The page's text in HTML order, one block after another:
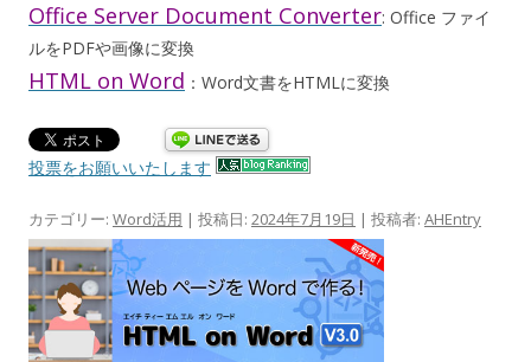
Office Server Document Converter: Office ファイ
ルをPDFや画像に変換
HTML on Word ：Word文書をHTMLに変換
投票をお願いいたします
カテゴリー: Word活用 | 投稿日: 2024年7月19日 | 投稿者: AHEntry